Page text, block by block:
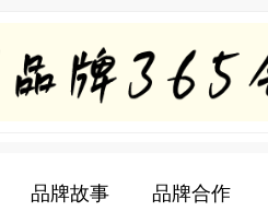
品牌故事 品牌合作